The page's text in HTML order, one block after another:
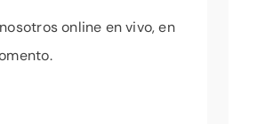
online en vivo, en